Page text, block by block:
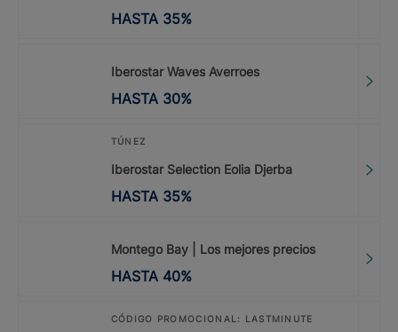
HASTA 35%
Iberostar Waves Averroes
HASTA 30%
TÚNEZ
Iberostar Selection Eolia Djerba
HASTA 35%
Montego Bay | Los mejores precios
HASTA 40%
CÓDIGO PROMOCIONAL: LASTMINUTE